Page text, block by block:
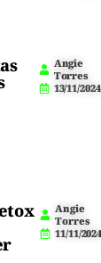
Angie
Torres
13/11/2024
Angie
Torres
11/11/2024